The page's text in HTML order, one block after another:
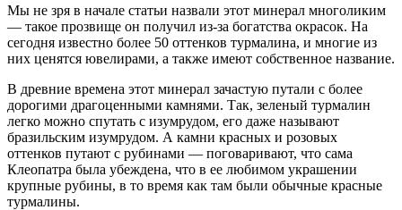
Мы не зря в начале статьи назвали этот минерал многоликим
— такое прозвище он получил из-за богатства окрасок. На
сегодня известно более 50 оттенков турмалина, и многие из
них ценятся ювелирами, а также имеют собственное название.
В древние времена этот минерал зачастую путали с более
дорогими драгоценными камнями. Так, зеленый турмалин
легко можно спутать с изумрудом, его даже называют
бразильским изумрудом. А камни красных и розовых
оттенков путают с рубинами — поговаривают, что сама
Клеопатра была убеждена, что в ее любимом украшении
крупные рубины, в то время как там были обычные красные
турмалины.